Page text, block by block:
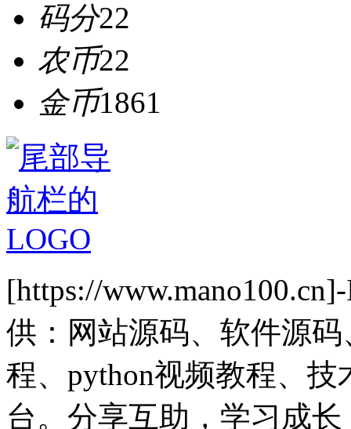
码分22
农币22
金币1861
[https://
供：网站源码、软件源
程、python视频教程、
台。分享互助，学习成长